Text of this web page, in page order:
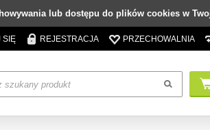
lub dostępu do plików cookies w
SIĘ REJESTRACJA PRZECHOWALNIA